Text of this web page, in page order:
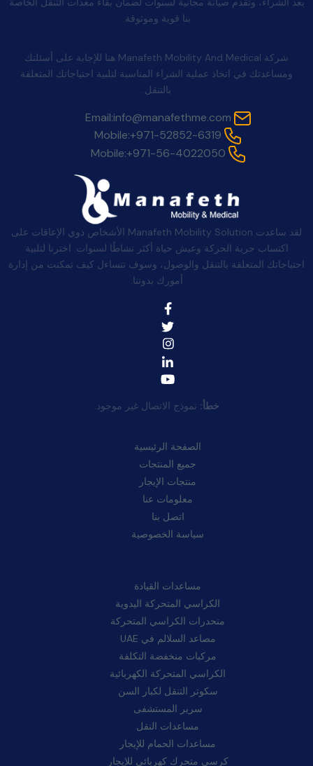
بنا قوية وموثوقة.
شركة Manafeth Mobility And Medical هنا للإجابة على أسئلتك
ومساعدتك في اتخاذ عملية الشراء المناسبة لتلبية احتياجاتك المتعلقة
بالتنقل.
Email:info@manafethme.com
Mobile:+971-52852-6319
Mobile:+971-56-4022050
لقد ساعدت Manafeth Mobility Solution الأشخاص ذوي الإعاقات على
اكتساب حرية الحركة وعيش حياة أكثر نشاطًا لسنوات. اخترنا لتلبية
احتياجاتك المتعلقة بالتنقل والوصول، وسوف تتساءل كيف تمكنت من إدارة
أمورك بدوننا.
خطأ: نموذج الاتصال غير موجود.
الصفحة الرئيسية
جميع المنتجات
منتجات الإيجار
معلومات عنا
اتصل بنا
سياسة الخصوصية
مساعدات القيادة
الكراسي المتحركة اليدوية
منحدرات الكراسي المتحركة
مصاعد السلالم في UAE
مركبات منخفضة التكلفة
الكراسي المتحركة الكهربائية
سكوتر التنقل لكبار السن
سرير المستشفى
مساعدات النقل
مساعدات الحمام للإيجار
كرسي متحرك كهربائي للإيجار